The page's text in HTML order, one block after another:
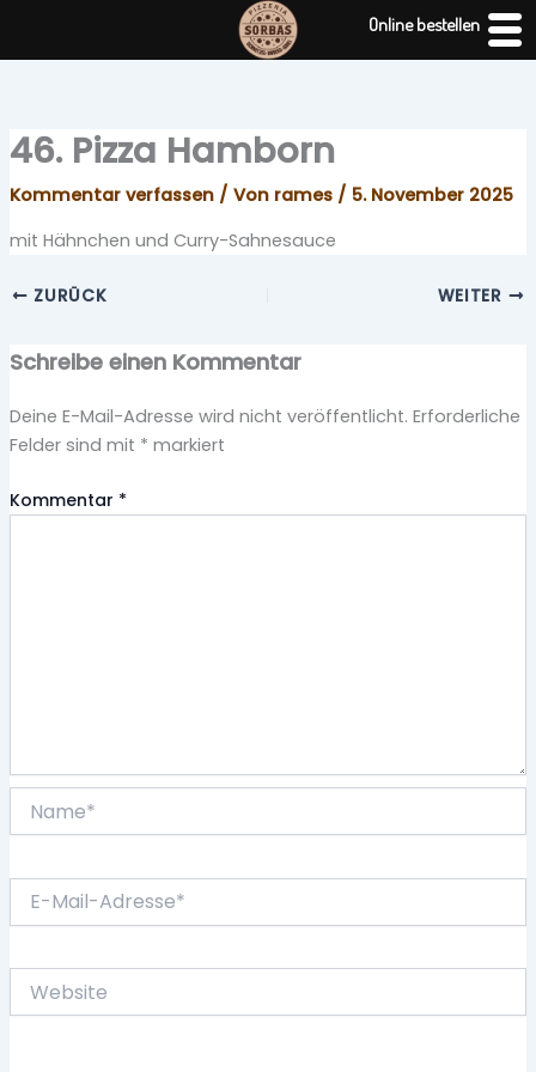
46. Pizza Hamborn
Kommentar verfassen / Von rames / 5. November 2025
mit Hähnchen und Curry-Sahnesauce
ZURÜCK WEITER
Schreibe einen Kommentar
Deine E-Mail-Adresse wird nicht veröffentlicht. Erforderliche
Felder sind mit * markiert
Kommentar *
Mail-
Website
Online bestellen